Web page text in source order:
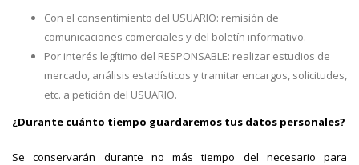
Con el consentimiento del USUARIO: remisión de
comunicaciones comerciales y del boletín informativo.
Por interés legítimo del RESPONSABLE: realizar estudios de
mercado, análisis estadísticos y tramitar encargos, solicitudes,
etc. a petición del USUARIO.
¿Durante cuánto tiempo guardaremos tus datos personales?
Se conservarán durante no más tiempo del necesario para